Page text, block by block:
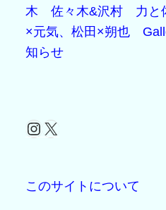
木
佐々木&沢村 力と
×元気、松田×朔也
知らせ
Instagram
X
このサイトについて